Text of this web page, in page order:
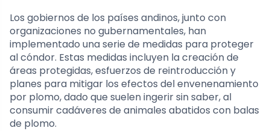
Los gobiernos de los países andinos, junto con
organizaciones no gubernamentales, han
implementado una serie de medidas para proteger
al cóndor. Estas medidas incluyen la creación de
áreas protegidas, esfuerzos de reintroducción y
planes para mitigar los efectos del envenenamiento
por plomo, dado que suelen ingerir sin saber, al
consumir cadáveres de animales abatidos con balas
de plomo.